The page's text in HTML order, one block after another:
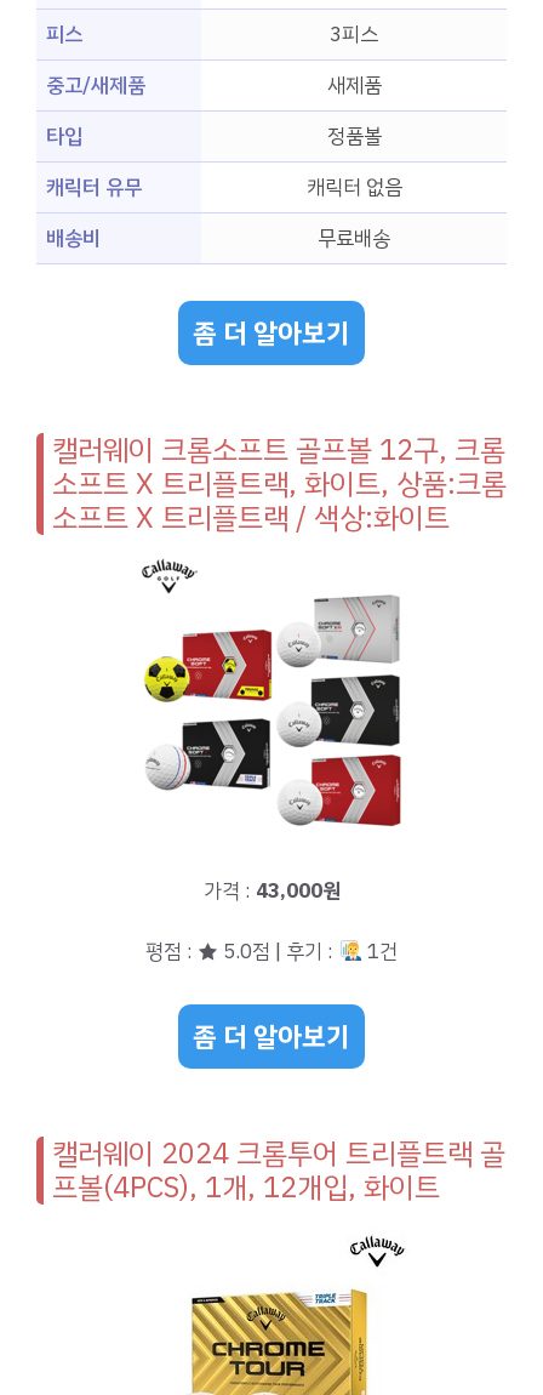
피스
3피스
중고/새제품
새제품
타입
정품볼
캐릭터 유무
캐릭터 없음
배송비
무료배송
좀 더 알아보기
캘러웨이 크롬소프트 골프볼 12구, 크롬
소프트 X 트리플트랙, 화이트, 상품:크롬
소프트 X 트리플트랙 / 색상:화이트
가격 : 43,000원
평점 : ★ 5.0점 | 후기 : 1건
좀 더 알아보기
캘러웨이 2024 크롬투어 트리플트랙 골
프볼(4PCS), 1개, 12개입, 화이트